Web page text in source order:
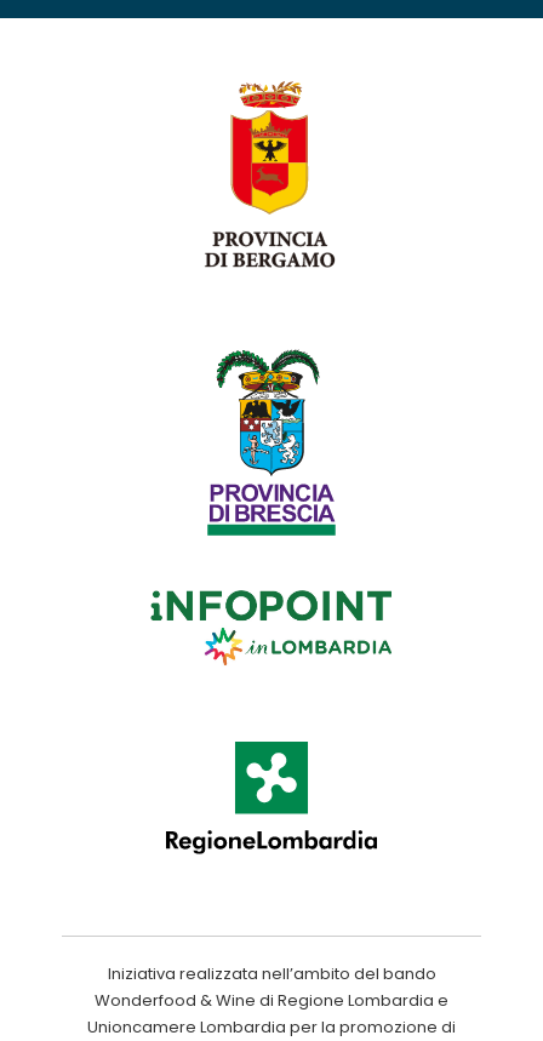
Iniziativa realizzata nell’ambito del bando
Wonderfood & Wine di Regione Lombardia e
Unioncamere Lombardia per la promozione di